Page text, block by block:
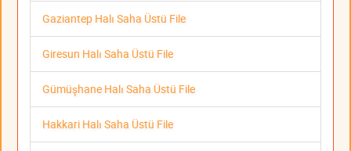
Gaziantep Halı Saha Üstü File
Giresun Halı Saha Üstü File
Gümüşhane Halı Saha Üstü File
Hakkari Halı Saha Üstü File